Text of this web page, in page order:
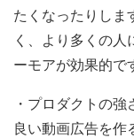
たくなったりしま
く、より多くの
ーモアが効果的で
・プロダクトの強
良い動画広告を作